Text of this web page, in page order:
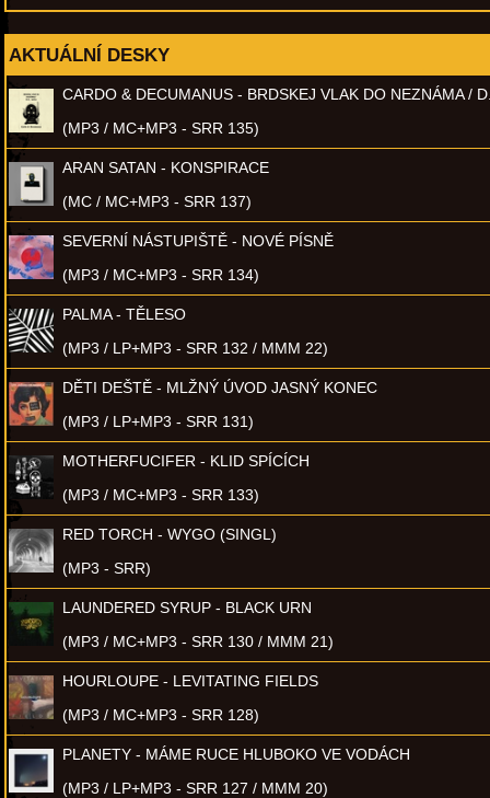
AKTUÁLNÍ DESKY
CARDO & DECUMANUS - BRDSKEJ VLAK DO NEZNÁMA /
(MP3 / MC+MP3 - SRR 135)
ARAN SATAN - KONSPIRACE
(MC / MC+MP3 - SRR 137)
SEVERNÍ NÁSTUPIŠTĚ - NOVÉ PÍSNĚ
(MP3 / MC+MP3 - SRR 134)
PALMA - TĚLESO
(MP3 / LP+MP3 - SRR 132 / MMM 22)
DĚTI DEŠTĚ - MLŽNÝ ÚVOD JASNÝ KONEC
(MP3 / LP+MP3 - SRR 131)
MOTHERFUCIFER - KLID SPÍCÍCH
(MP3 / MC+MP3 - SRR 133)
RED TORCH - WYGO (SINGL)
(MP3 - SRR)
LAUNDERED SYRUP - BLACK URN
(MP3 / MC+MP3 - SRR 130 / MMM 21)
HOURLOUPE - LEVITATING FIELDS
(MP3 / MC+MP3 - SRR 128)
PLANETY - MÁME RUCE HLUBOKO VE VODÁCH
(MP3 / LP+MP3 - SRR 127 / MMM 20)